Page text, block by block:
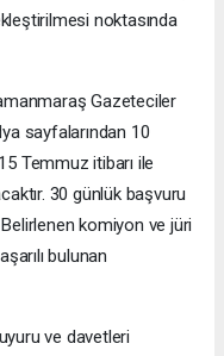
noktasında
Gazeteciler
sayfalarından 10
Temmuz itibarı ile
30 günlük başvuru
komiyon ve jüri
bulunan
ve davetleri